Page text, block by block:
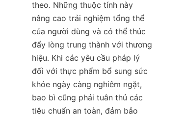
theo. Những thuộc tính này
nâng cao trải nghiệm tổng thể
của người dùng và có thể thúc
đẩy lòng trung thành với thương
hiệu. Khi các yêu cầu pháp lý
đối với thực phẩm bổ sung sức
khỏe ngày càng nghiêm ngặt,
bao bì cũng phải tuân thủ các
tiêu chuẩn an toàn, đảm bảo